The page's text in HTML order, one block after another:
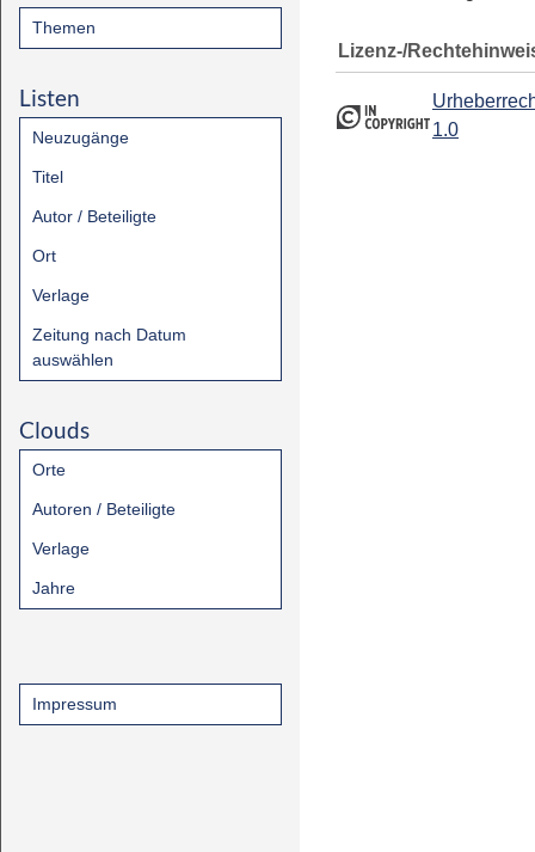
Themen
Listen
Neuzugänge
Titel
Autor / Beteiligte
Ort
Verlage
Zeitung nach Datum
auswählen
Clouds
Orte
Autoren / Beteiligte
Verlage
Jahre
Impressum
Lizenz-/
1.0